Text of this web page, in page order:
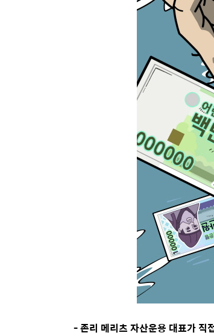
-존리 메리츠 자산운용 대표가 직